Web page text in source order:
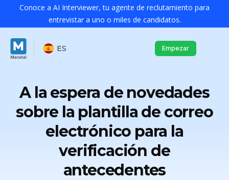
Conoce a AI Interviewer, tu agente de reclutamiento para
entrevistar a uno o miles de candidatos.
ES Empezar
A la espera de novedades
sobre la plantilla de correo
electrónico para la
verificación de
antecedentes